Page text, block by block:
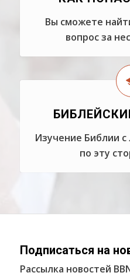
Вы сможете
вопрос за
Изучение Библии
по эту
Подписаться на
Рассылка новостей